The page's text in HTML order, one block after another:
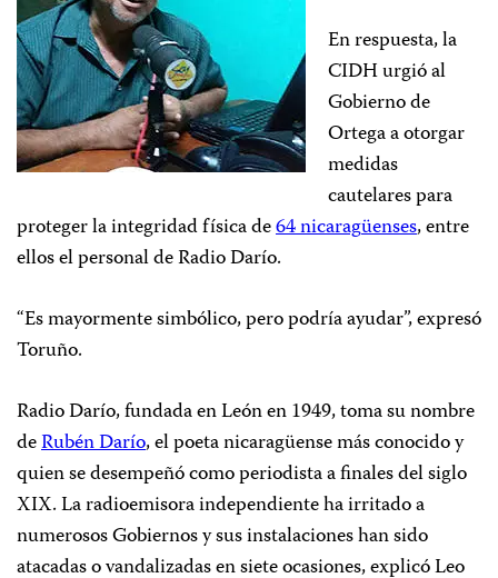
En respuesta, la
CIDH urgió al
Gobierno de
Ortega a otorgar
medidas
cautelares para
proteger la integridad física de64 nicaragüenses, entre
ellos el personal de Radio Darío.
“Es mayormente simbólico, pero podría ayudar”, expresó
Toruño.
Radio Darío, fundada en León en 1949, toma su nombre
deRubén Darío, el poeta nicaragüense más conocido y
quien se desempeñó como periodista a finales del siglo
XIX. La radioemisora independiente ha irritado a
numerosos Gobiernos y sus instalaciones han sido
atacadas o vandalizadas en siete ocasiones, explicó Leo